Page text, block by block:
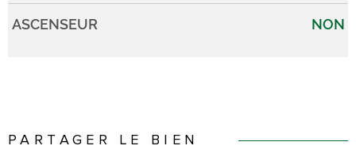
ASCENSEUR NON
PARTAGER LE BIEN